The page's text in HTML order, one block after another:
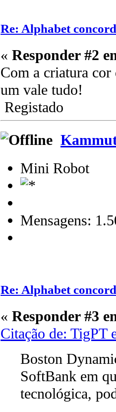
Re: Alphabet
« Responder #2
Com a criatura cor
um vale tudo!
Registado
Mini Robot
Mensagens:
Re: Alphabet
« Responder #3
Citação de: TigPT
Boston
SoftBank em
tecnológica,